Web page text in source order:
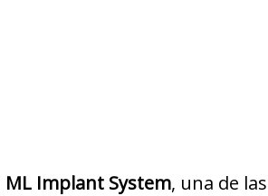
ML Implant System, una de